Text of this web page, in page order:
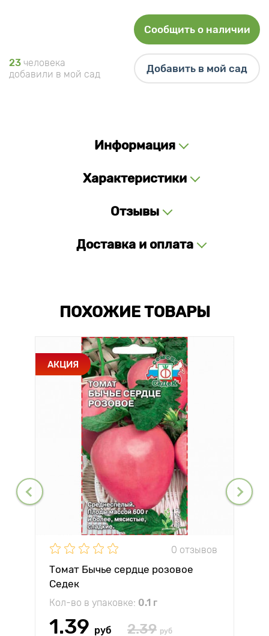
Сообщить о наличии
23 человека
добавили в мой сад
Добавить в мой сад
Информация
Характеристики
Отзывы
Доставка и оплата
ПОХОЖИЕ ТОВАРЫ
АКЦИЯ
0 отзывов
Томат Бычье сердце розовое
Седек
Кол-во в упаковке: 0.1 г
1.39 руб 2.39 руб